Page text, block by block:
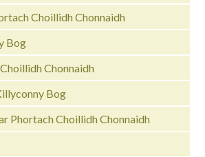
Choillidh Chonnaidh
Bog
Chonnaidh
Bog
Phortach Choillidh Chonnaidh